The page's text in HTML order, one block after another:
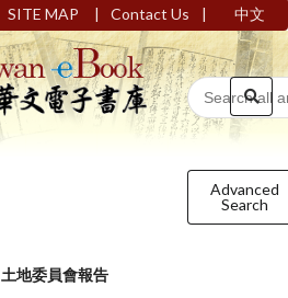
SITE MAP | Contact Us | 中文
Advanced
Search
土地委員會報告